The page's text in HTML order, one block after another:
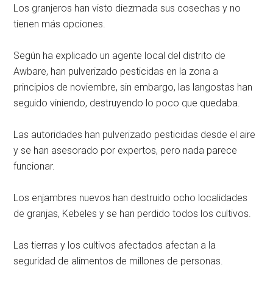
Los granjeros han visto diezmada sus cosechas y no
tienen más opciones.
Según ha explicado un agente local del distrito de
Awbare, han pulverizado pesticidas en la zona a
principios de noviembre, sin embargo, las langostas han
seguido viniendo, destruyendo lo poco que quedaba.
Las autoridades han pulverizado pesticidas desde el aire
y se han asesorado por expertos, pero nada parece
funcionar.
Los enjambres nuevos han destruido ocho localidades
de granjas, Kebeles y se han perdido todos los cultivos.
Las tierras y los cultivos afectados afectan a la
seguridad de alimentos de millones de personas.